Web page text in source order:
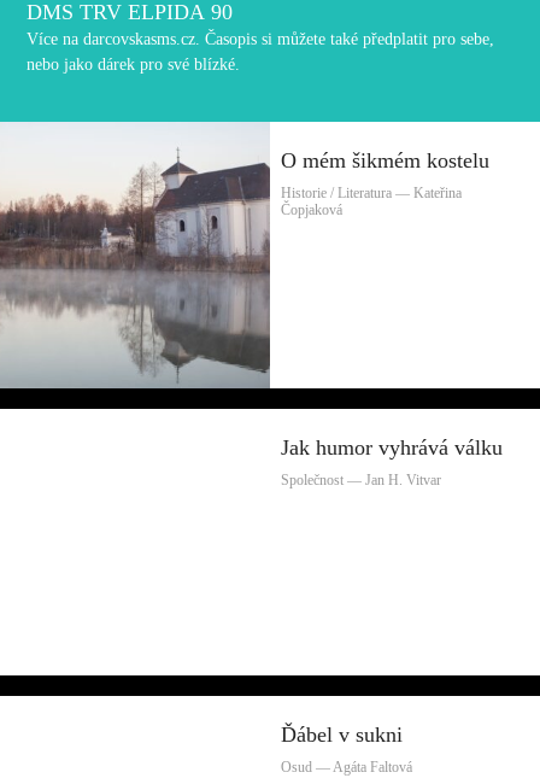
DMS TRV ELPIDA 90
Více nadarcovskasms.cz. Časopis si můžete taképředplatit pro sebe,
nebo jako dárek pro své blízké.
O mém šikmém kostelu
Historie / Literatura — Kateřina
Čopjaková
Jak humor vyhrává válku
Společnost — Jan H. Vitvar
Ďábel v sukni
Osud — Agáta Faltová